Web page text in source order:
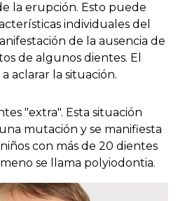
la erupción. Esto puede
individuales del
de la ausencia de
de algunos dientes. El
aclarar la situación.
"extra". Esta situación
mutación y se manifiesta
con más de 20 dientes
se llama polyiodontia.